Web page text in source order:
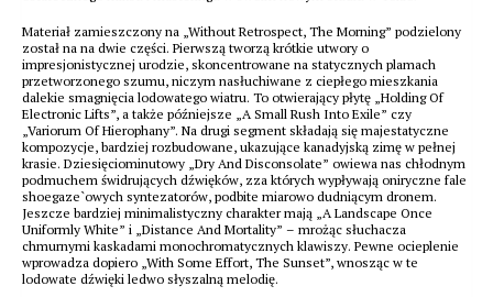
Materiał zamieszczony na „Without Retrospect, The Morning” podzielony
został na na dwie części. Pierwszą tworzą krótkie utwory o
impresjonistycznej urodzie, skoncentrowane na statycznych plamach
przetworzonego szumu, niczym nasłuchiwane z ciepłego mieszkania
dalekie smagnięcia lodowatego wiatru. To otwierający płytę „Holding Of
Electronic Lifts”, a także późniejsze „A Small Rush Into Exile” czy
„Variorum Of Hierophany”. Na drugi segment składają się majestatyczne
kompozycje, bardziej rozbudowane, ukazujące kanadyjską zimę w pełnej
krasie. Dziesięciominutowy „Dry And Disconsolate” owiewa nas chłodnym
podmuchem świdrujących dźwięków, zza których wypływają oniryczne fale
shoegaze`owych syntezatorów, podbite miarowo dudniącym dronem.
Jeszcze bardziej minimalistyczny charakter mają „A Landscape Once
Uniformly White” i „Distance And Mortality” – mrożąc słuchacza
chmurnymi kaskadami monochromatycznych klawiszy. Pewne ocieplenie
wprowadza dopiero „With Some Effort, The Sunset”, wnosząc w te
lodowate dźwięki ledwo słyszalną melodię.